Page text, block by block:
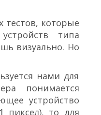
тестов, которые
типа
визуально. Но
нами для
понимается
устройство
пиксел), то для